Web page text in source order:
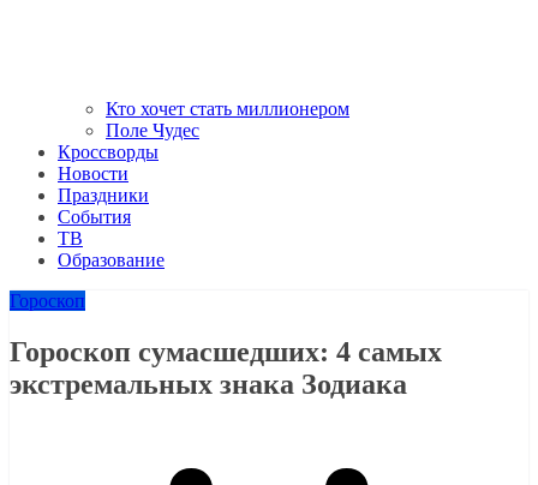
Кто хочет стать миллионером
Поле Чудес
Кроссворды
Новости
Праздники
События
ТВ
Образование
Гороскоп
Гороскоп сумасшедших: 4 самых
экстремальных знака Зодиака